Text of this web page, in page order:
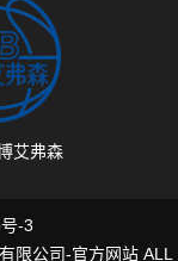
艾弗森
-3
限公司-官方网站 ALL